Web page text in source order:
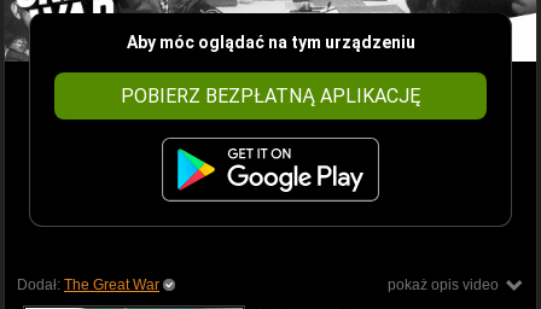
Aby móc oglądać na tym urządzeniu
POBIERZ BEZPŁATNĄ APLIKACJĘ
pokaż opis video
Dodał: The Great War